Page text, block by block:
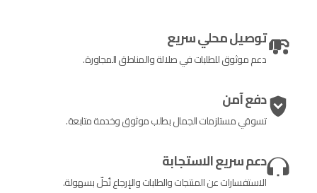
توصيل محلي سريع
دعم موثوق للطلبات في صلالة والمناطق المجاورة.
دفع آمن
تسوقي مستلزمات الجمال بطلب موثوق وخدمة متابعة.
دعم سريع الاستجابة
الاستفسارات عن المنتجات والطلبات والإرجاع تُحلّ بسهولة.